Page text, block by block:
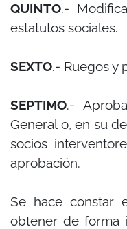
QUINTO.-
estatutos sociales.
SEXTO.- Ruegos y
SEPTIMO.-
General o, en su
socios
aprobación.
Se hace constar
obtener de forma